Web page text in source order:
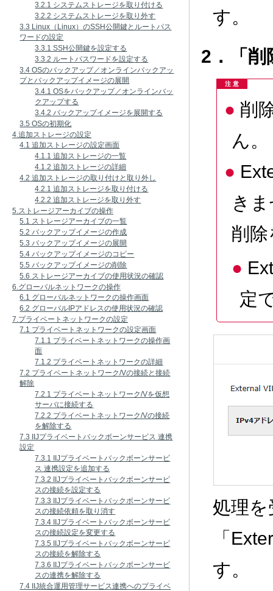
3.2.1 システムストレージを取り付ける
3.2.2 システムストレージを取り外す
3.3 Linux（Linux）のSSH公開鍵とルートパス
ワードの設定
3.3.1 SSH公開鍵を設定する
3.3.2 ルートパスワードを設定する
3.4 OSのバックアップ／オンラインバックアッ
プとバックアップイメージの展開
3.4.1 OSをバックアップ／オンラインバッ
クアップする
3.4.2 バックアップイメージを展開する
3.5 OSの初期化
4.追加ストレージの設定
4.1 追加ストレージの設定画面
4.1.1 追加ストレージの一覧
4.1.2 追加ストレージの詳細
4.2 追加ストレージの取り付けと取り外し
4.2.1 追加ストレージを取り付ける
4.2.2 追加ストレージを取り外す
5.ストレージアーカイブの操作
5.1 ストレージアーカイブの一覧
5.2 バックアップイメージの作成
5.3 バックアップイメージの展開
5.4 バックアップイメージのコピー
5.5 バックアップイメージの削除
5.6 ストレージアーカイブの使用状況の確認
6.グローバルネットワークの操作
6.1 グローバルネットワークの操作画面
6.2 グローバルIPアドレスの使用状況の確認
7.プライベートネットワークの設定
7.1 プライベートネットワークの設定画面
7.1.1 プライベートネットワークの操作画
面
7.1.2 プライベートネットワークの詳細
7.2 プライベートネットワーク/Vの接続と接続
解除
7.2.1 プライベートネットワーク/Vを仮想
サーバに接続する
7.2.2 プライベートネットワーク/Vの接続
を解除する
7.3 IIJプライベートバックボーンサービス 連携
設定
7.3.1 IIJプライベートバックボーンサービ
ス 連携設定を追加する
7.3.2 IIJプライベートバックボーンサービ
スの接続を設定する
7.3.3 IIJプライベートバックボーンサービ
スの接続依頼を取り消す
7.3.4 IIJプライベートバックボーンサービ
スの接続設定を変更する
7.3.5 IIJプライベートバックボーンサービ
スの接続を解除する
7.3.6 IIJプライベートバックボーンサービ
スの連携を解除する
7.4 IIJ統合運用管理サービス連携へのプライベ
す。
2．「
注 意
削
ん。
き
削
定
処理
「
す。